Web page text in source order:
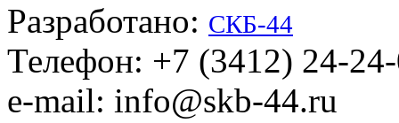
Разработано: СКБ-44
Телефон: +7 (3412) 24-
e-mail: info@skb-44.ru